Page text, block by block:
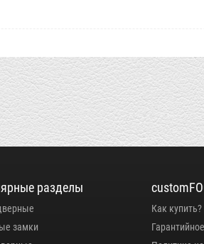
разделы
замки
Как купить?